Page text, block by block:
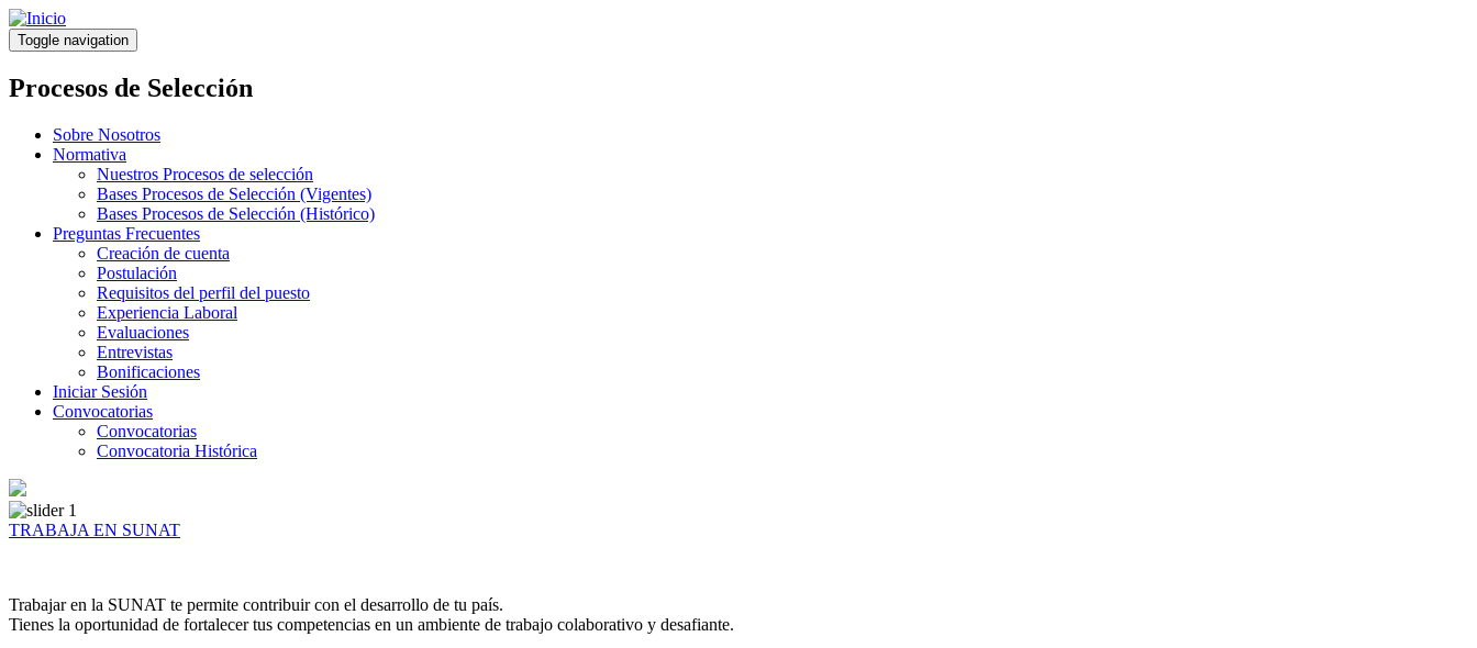
Pasar
al
contenido
principal
Toggle navigation
Procesos de Selección
Sobre Nosotros
Normativa
Nuestros Procesos de selección
Bases Procesos de Selección (Vigentes)
Bases Procesos de Selección (Histórico)
Preguntas Frecuentes
Creación de cuenta
Postulación
Requisitos del perfil del puesto
Experiencia Laboral
Evaluaciones
Entrevistas
Bonificaciones
Iniciar Sesión
Convocatorias
Convocatorias
Convocatoria Histórica
TRABAJA EN SUNAT
Trabajar en la SUNAT te permite contribuir con el desarrollo de tu país.
Tienes la oportunidad de fortalecer tus competencias en un ambiente de trabajo colaborativo y desafiante.